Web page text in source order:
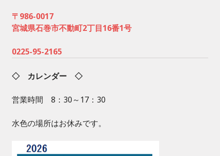
〒986-0017
宮城県石巻市不動町2丁目16番1号
0225-95-2165
◇ カレンダー ◇
営業時間 8：30～17：30
水色の場所はお休みです。